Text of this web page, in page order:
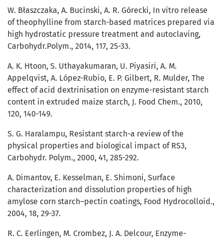
W. Błaszczaka, A. Bucinski, A. R. Górecki, In vitro release
of theophylline from starch-based matrices prepared via
high hydrostatic pressure treatment and autoclaving,
Carbohydr.Polym., 2014, 117, 25-33.
A. K. Htoon, S. Uthayakumaran, U. Piyasiri, A. M.
Appelqvist, A. López-Rubio, E. P. Gilbert, R. Mulder, The
effect of acid dextrinisation on enzyme-resistant starch
content in extruded maize starch, J. Food Chem., 2010,
120, 140-149.
S. G. Haralampu, Resistant starch-a review of the
physical properties and biological impact of RS3,
Carbohydr. Polym., 2000, 41, 285-292.
A. Dimantov, E. Kesselman, E. Shimoni, Surface
characterization and dissolution properties of high
amylose corn starch–pectin coatings, Food Hydrocolloid.,
2004, 18, 29-37.
R. C. Eerlingen, M. Crombez, J. A. Delcour, Enzyme-